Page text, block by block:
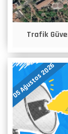
Trafik
05 Ağustos 2026